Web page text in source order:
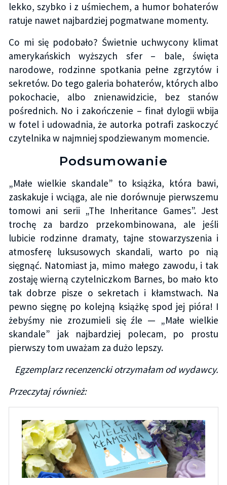
lekko, szybko i z uśmiechem, a humor bohaterów
ratuje nawet najbardziej pogmatwane momenty.
Co mi się podobało? Świetnie uchwycony klimat
amerykańskich wyższych sfer – bale, święta
narodowe, rodzinne spotkania pełne zgrzytów i
sekretów. Do tego galeria bohaterów, których albo
pokochacie, albo znienawidzicie, bez stanów
pośrednich. No i zakończenie – finał dylogii wbija
w fotel i udowadnia, że autorka potrafi zaskoczyć
czytelnika w najmniej spodziewanym momencie.
Podsumowanie
„Małe wielkie skandale” to książka, która bawi,
zaskakuje i wciąga, ale nie dorównuje pierwszemu
tomowi ani serii „The Inheritance Games”. Jest
trochę za bardzo przekombinowana, ale jeśli
lubicie rodzinne dramaty, tajne stowarzyszenia i
atmosferę luksusowych skandali, warto po nią
sięgnąć. Natomiast ja, mimo małego zawodu, i tak
zostaję wierną czytelniczkom Barnes, bo mało kto
tak dobrze pisze o sekretach i kłamstwach. Na
pewno sięgnę po kolejną książkę spod jej pióra! I
żebyśmy nie zrozumieli się źle — „Małe wielkie
skandale” jak najbardziej polecam, po prostu
pierwszy tom uważam za dużo lepszy.
Egzemplarz recenzencki otrzymałam od wydawcy.
Przeczytaj również: